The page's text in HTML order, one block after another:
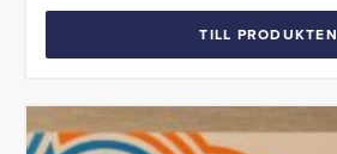
TILL PRODUKTEN